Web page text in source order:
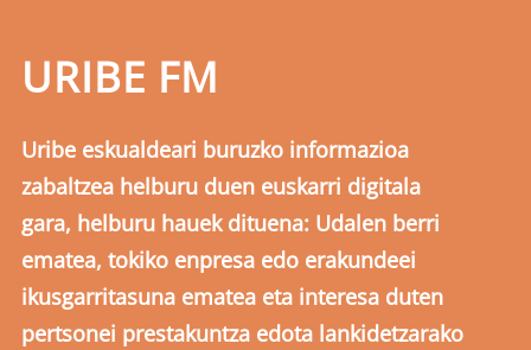
URIBE FM
Uribe eskualdeari buruzko informazioa
zabaltzea helburu duen euskarri digitala
gara, helburu hauek dituena: Udalen berri
ematea, tokiko enpresa edo erakundeei
ikusgarritasuna ematea eta interesa duten
pertsonei prestakuntza edota lankidetzarako